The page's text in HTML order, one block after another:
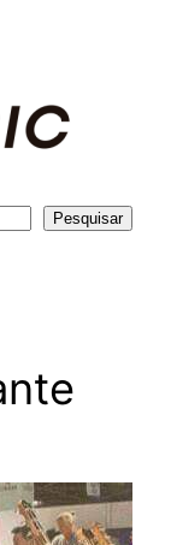
Pesquisar